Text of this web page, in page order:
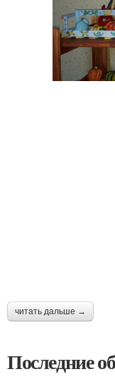
читать дальше →
Последние